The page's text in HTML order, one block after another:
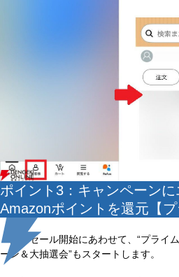
ポイント3：キャンペーン
Amazonポイントを還元【プ
先行セール開始にあわせて、“プライ
ーン＆大抽選会”もスタートします。